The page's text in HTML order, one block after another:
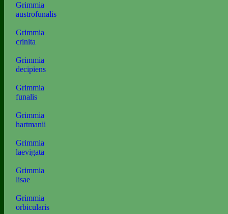
Grimmia
austrofunalis
Grimmia
crinita
Grimmia
decipiens
Grimmia
funalis
Grimmia
hartmanii
Grimmia
laevigata
Grimmia
lisae
Grimmia
orbicularis